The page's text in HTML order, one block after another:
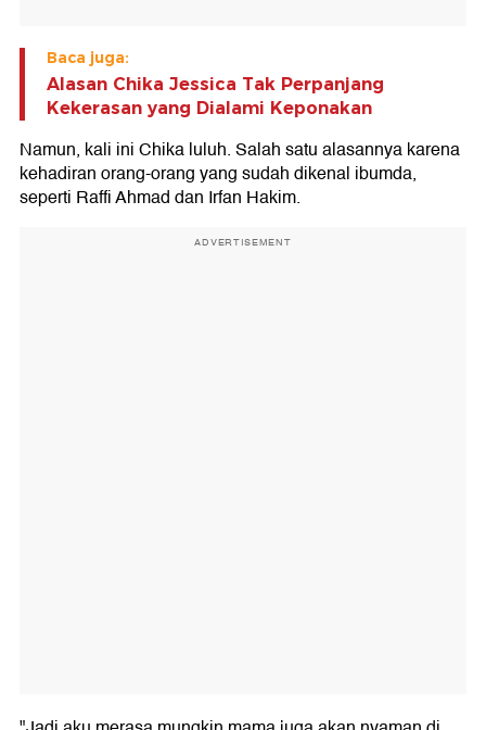
Baca juga:
Alasan Chika Jessica Tak Perpanjang
Kekerasan yang Dialami Keponakan
Namun, kali ini Chika luluh. Salah satu alasannya karena
kehadiran orang-orang yang sudah dikenal ibumda,
seperti Raffi Ahmad dan Irfan Hakim.
ADVERTISEMENT